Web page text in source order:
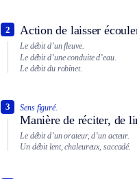
Action de laisser
2
Le débit d’un fleuve.
Le débit d’une conduite d’eau.
Le débit du robinet.
Sens figuré.
Manière de réciter, de
3
Le débit d’un orateur, d’un acteur.
Un débit lent, chaleureux, saccadé.